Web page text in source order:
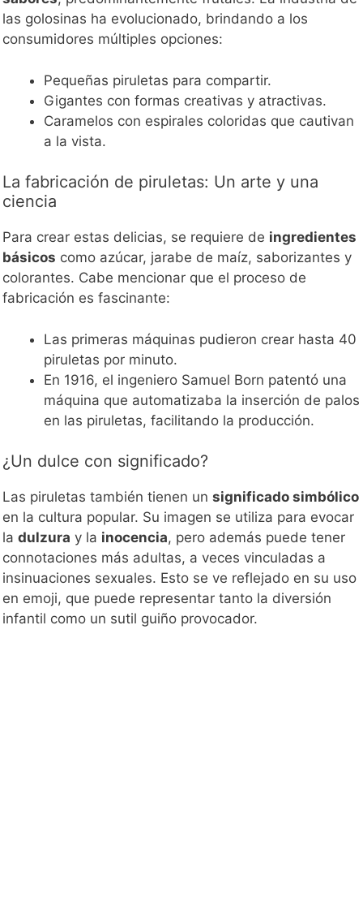
las golosinas ha evolucionado, brindando a los
consumidores múltiples opciones:
Pequeñas piruletas para compartir.
Gigantes con formas creativas y atractivas.
Caramelos con espirales coloridas que cautivan
a la vista.
La fabricación de piruletas: Un arte y una
ciencia
Para crear estas delicias, se requiere de ingredientes
básicos como azúcar, jarabe de maíz, saborizantes y
colorantes. Cabe mencionar que el proceso de
fabricación es fascinante:
Las primeras máquinas pudieron crear hasta 40
piruletas por minuto.
En 1916, el ingeniero Samuel Born patentó una
máquina que automatizaba la inserción de palos
en las piruletas, facilitando la producción.
¿Un dulce con significado?
Las piruletas también tienen un significado simbólico
en la cultura popular. Su imagen se utiliza para evocar
la dulzura y la inocencia, pero además puede tener
connotaciones más adultas, a veces vinculadas a
insinuaciones sexuales. Esto se ve reflejado en su uso
en emoji, que puede representar tanto la diversión
infantil como un sutil guiño provocador.